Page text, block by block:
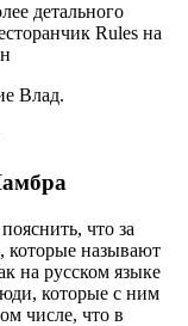
детального
Rules на
Влад.
что за
которые называют
на русском языке
которые с ним
числе, что в